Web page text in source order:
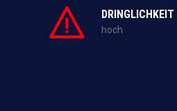
DRINGLICHKEIT
hoch